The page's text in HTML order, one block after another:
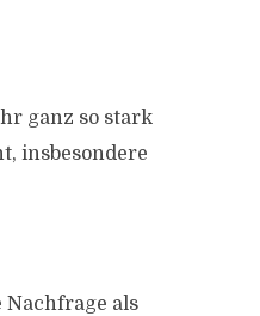
ganz so stark
insbesondere
Nachfrage als